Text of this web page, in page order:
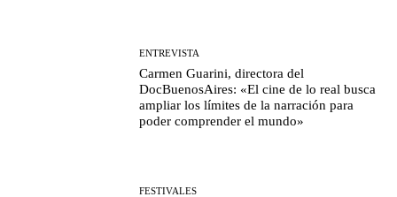
ENTREVISTA
Carmen Guarini, directora del
DocBuenosAires: «El cine de lo real busca
ampliar los límites de la narración para
poder comprender el mundo»
FESTIVALES